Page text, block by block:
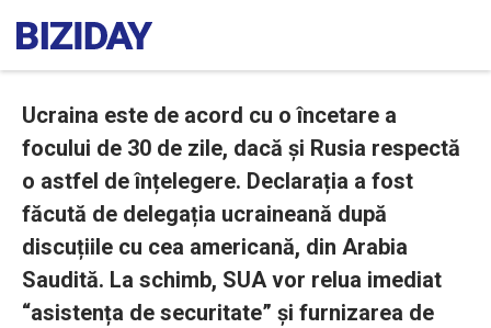
Ucraina este de acord cu o încetare a
focului de 30 de zile, dacă și Rusia respectă
o astfel de înțelegere. Declarația a fost
făcută de delegația ucraineană după
discuțiile cu cea americană, din Arabia
Saudită. La schimb, SUA vor relua imediat
“asistența de securitate” și furnizarea de